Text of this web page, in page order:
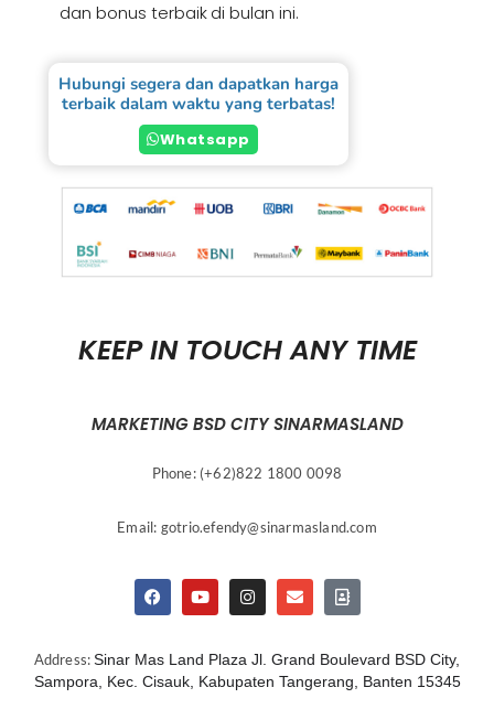
dan bonus terbaik di bulan ini.
Hubungi segera dan dapatkan harga
terbaik dalam waktu yang terbatas!
Whatsapp
KEEP IN TOUCH ANY TIME
MARKETING BSD CITY SINARMASLAND
Phone: (+62)822 1800 0098
Email: gotrio.efendy@sinarmasland.com
Address:Sinar Mas Land Plaza Jl. Grand Boulevard BSD City,
Sampora, Kec. Cisauk, Kabupaten Tangerang, Banten 15345